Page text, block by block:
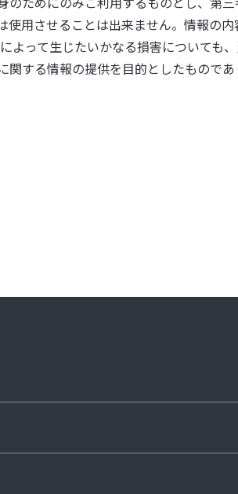
用させることは出来ません。情報の
よって生じたいかなる損害についても
する情報の提供を目的としたもので